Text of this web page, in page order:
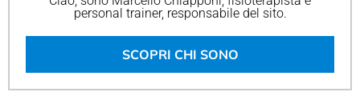
personal trainer, responsabile del sito.
SCOPRI CHI SONO